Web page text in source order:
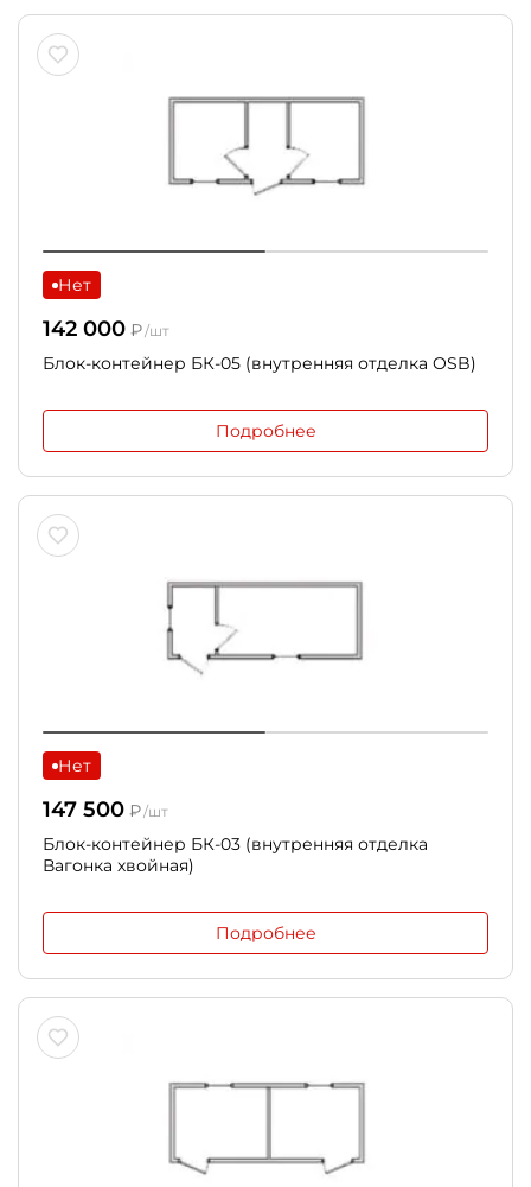
Нет
142 000 ₽/шт
Блок-контейнер БК-05 (внутренняя отделка OSB)
Подробнее
Нет
147 500 ₽/шт
Блок-контейнер БК-03 (внутренняя отделка
Вагонка хвойная)
Подробнее